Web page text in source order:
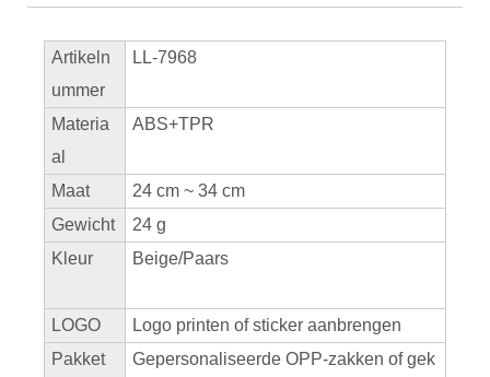
Artikeln
ummer
LL-7968
Materia
al
ABS+TPR
Maat
24 cm ~ 34 cm
Gewicht
24 g
Kleur
Beige/Paars
LOGO
Logo printen of sticker aanbrengen
Pakket
Gepersonaliseerde OPP-zakken of gek